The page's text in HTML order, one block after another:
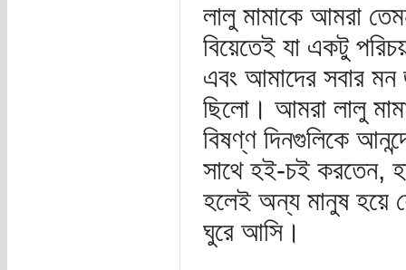
লালু মামাকে আমরা
বিয়েতেই যা একটু
এবং আমাদের সবার মন
ছিলো। আমরা লালু
বিষণ্ণ দিনগুলিকে
সাথে হই-চই করতেন,
হলেই অন্য মানুষ হয়ে
ঘুরে আসি।